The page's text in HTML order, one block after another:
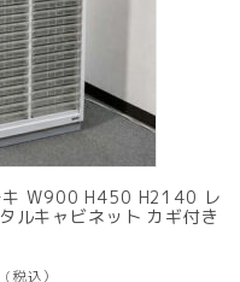
キ W900 H450 H2140 レ
ルキャビネット カギ付き
(税込）